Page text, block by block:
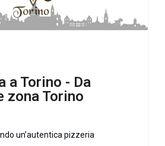
a Torino - Da
zona Torino
un’autentica pizzeria